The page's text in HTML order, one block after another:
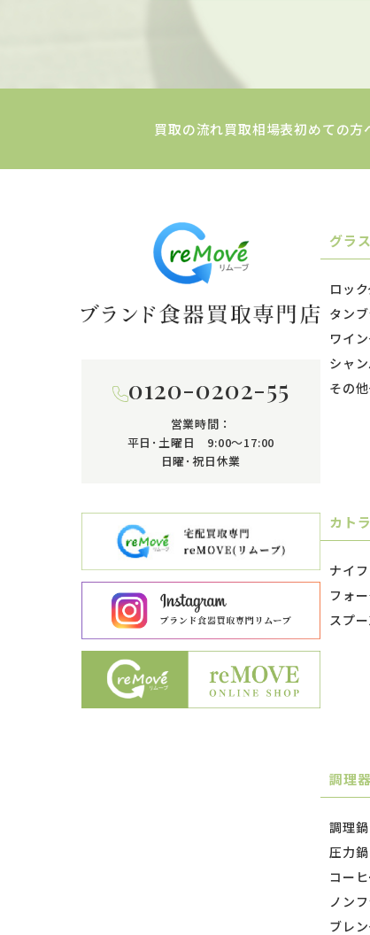
買取の流れ買取相場表初めての方
グラス
ロッ
タン
ワイ
シャ
その
カト
ナイフ
フォ
スプー
調理
調理鍋
圧力鍋
コー
ノン
ブレ
0120-0202-55
営業時間：
平日･土曜日 9:00〜17:00
日曜･祝日休業